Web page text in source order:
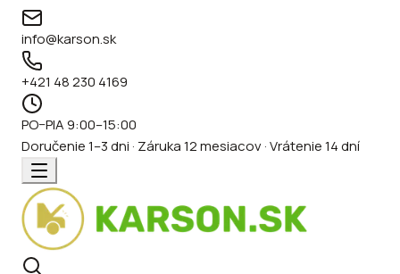
info@karson.sk
+421 48 230 4169
PO–PIA 9:00–15:00
Doručenie 1–3 dni · Záruka 12 mesiacov · Vrátenie 14 dní